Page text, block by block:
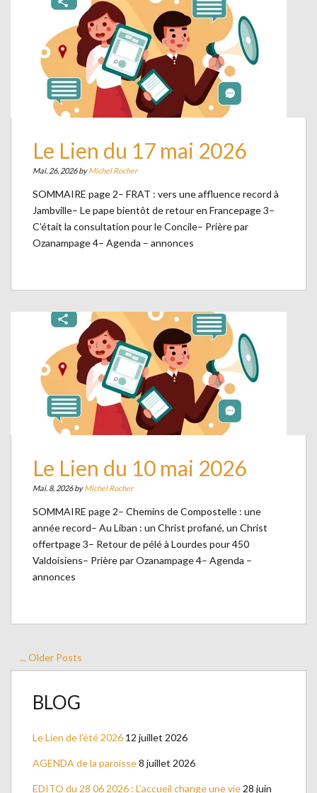
Le Lien du 17 mai 2026
Mai. 26, 2026 byMichel Rocher
SOMMAIRE page 2– FRAT : vers une affluence record à
Jambville– Le pape bientôt de retour en Francepage 3–
C’était la consultation pour le Concile– Prière par
Ozanampage 4– Agenda – annonces
Le Lien du 10 mai 2026
Mai. 8, 2026 byMichel Rocher
SOMMAIRE page 2– Chemins de Compostelle : une
année record– Au Liban : un Christ profané, un Christ
offertpage 3– Retour de pélé à Lourdes pour 450
Valdoisiens– Prière par Ozanampage 4– Agenda –
annonces
... Older Posts
BLOG
Le Lien de l’été 2026 12 juillet 2026
AGENDA de la paroisse8 juillet 2026
EDITO du 28 06 2026 : L’accueil change une vie 28 juin